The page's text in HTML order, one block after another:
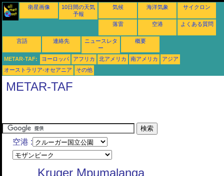
衛星画像
10日間の天気
予報
気候 海洋気象 サイクロン
落雷 空港 よくある質問
言語 連絡先
ニュースレタ
ー
概要
METAR-TAF: ヨーロッパ アフリカ 北アメリカ 南アメリカ
アジア
オーストラリア-オセアニア
その他
METAR-TAF
空港 :
Kruger Mpumalanga